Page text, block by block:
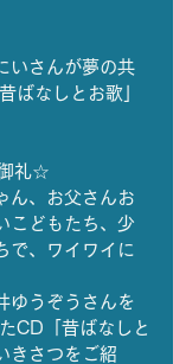
いさんが夢の共
ばなしとお歌」
礼☆
ん、お父さんお
こどもたち、少
で、ワイワイに
ゆうぞうさんを
CD「昔ばなしと
きさつをご紹